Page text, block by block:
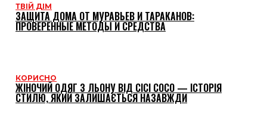
ТВІЙ ДІМ
ЗАЩИТА ДОМА ОТ МУРАВЬЕВ И ТАРАКАНОВ:
ПРОВЕРЕННЫЕ МЕТОДЫ И СРЕДСТВА
КОРИСНО
ЖІНОЧИЙ ОДЯГ З ЛЬОНУ ВІД CICI COCO — ІСТОРІЯ
СТИЛЮ, ЯКИЙ ЗАЛИШАЄТЬСЯ НАЗАВЖДИ